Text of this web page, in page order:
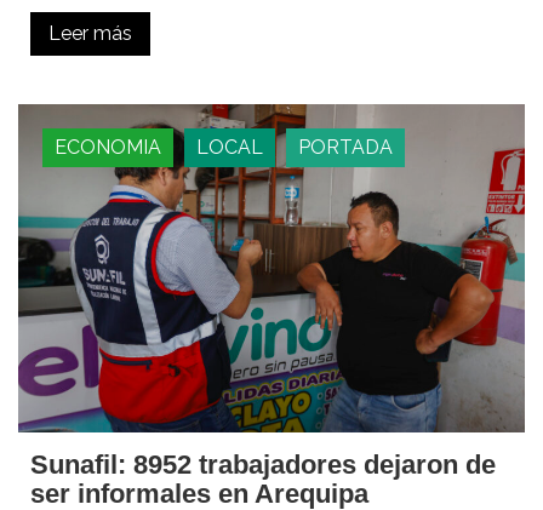
Leer más
ECONOMIA LOCAL PORTADA
Sunafil: 8952 trabajadores dejaron de
ser informales en Arequipa